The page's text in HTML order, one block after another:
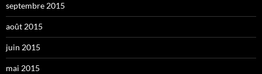
septembre 2015
août 2015
juin 2015
mai 2015